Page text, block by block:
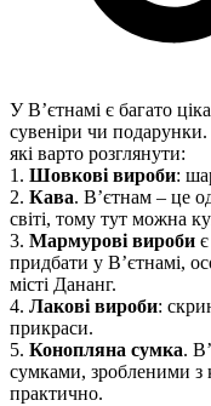
У В’єтнамі є багато
сувеніри чи
які варто розглянути:
1. Шовкові вироби:
2. Кава. В’єтнам – це
світі, тому тут можна
3. Мармурові вироби
придбати у В’єтнамі,
місті Дананг.
4. Лакові вироби:
прикраси.
5. Конопляна сумка.
сумками, зробленими з
практично.